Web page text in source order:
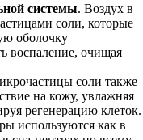
системы. Воздух в
соли, которые
оболочку
воспаление, очищая
соли также
на кожу, увлажняя
регенерацию клеток.
используются как в